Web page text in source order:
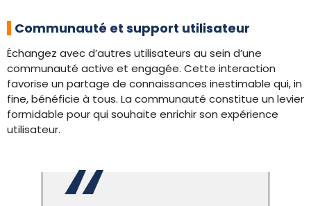
Communauté et support utilisateur
Échangez avec d’autres utilisateurs au sein d’une
communauté active et engagée. Cette interaction
favorise un partage de connaissances inestimable qui, in
fine, bénéficie à tous. La communauté constitue un levier
formidable pour qui souhaite enrichir son expérience
utilisateur.